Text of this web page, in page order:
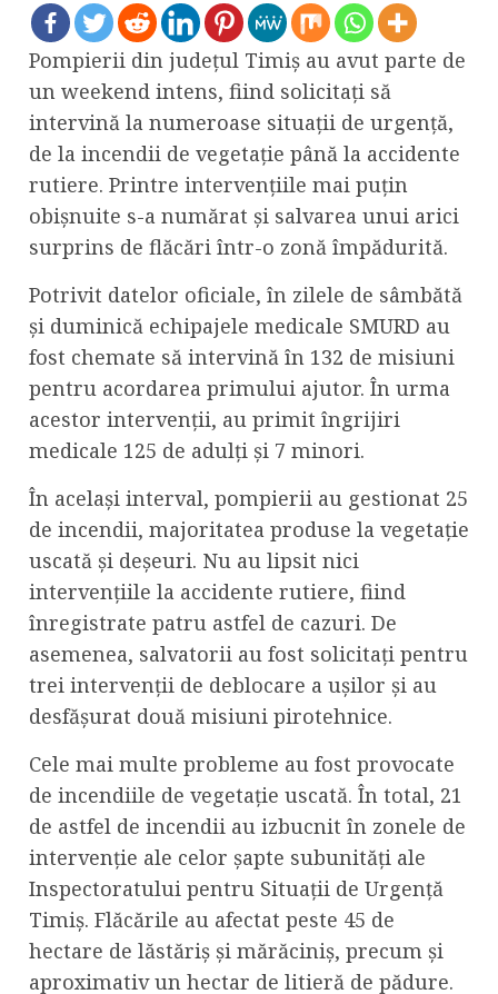
Pompierii din județul Timiș au avut parte de
un weekend intens, fiind solicitați să
intervină la numeroase situații de urgență,
de la incendii de vegetație până la accidente
rutiere. Printre intervențiile mai puțin
obișnuite s-a numărat și salvarea unui arici
surprins de flăcări într-o zonă împădurită.
Potrivit datelor oficiale, în zilele de sâmbătă
și duminică echipajele medicale SMURD au
fost chemate să intervină în 132 de misiuni
pentru acordarea primului ajutor. În urma
acestor intervenții, au primit îngrijiri
medicale 125 de adulți și 7 minori.
În același interval, pompierii au gestionat 25
de incendii, majoritatea produse la vegetație
uscată și deșeuri. Nu au lipsit nici
intervențiile la accidente rutiere, fiind
înregistrate patru astfel de cazuri. De
asemenea, salvatorii au fost solicitați pentru
trei intervenții de deblocare a ușilor și au
desfășurat două misiuni pirotehnice.
Cele mai multe probleme au fost provocate
de incendiile de vegetație uscată. În total, 21
de astfel de incendii au izbucnit în zonele de
intervenție ale celor șapte subunități ale
Inspectoratului pentru Situații de Urgență
Timiș. Flăcările au afectat peste 45 de
hectare de lăstăriș și mărăciniș, precum și
aproximativ un hectar de litieră de pădure.